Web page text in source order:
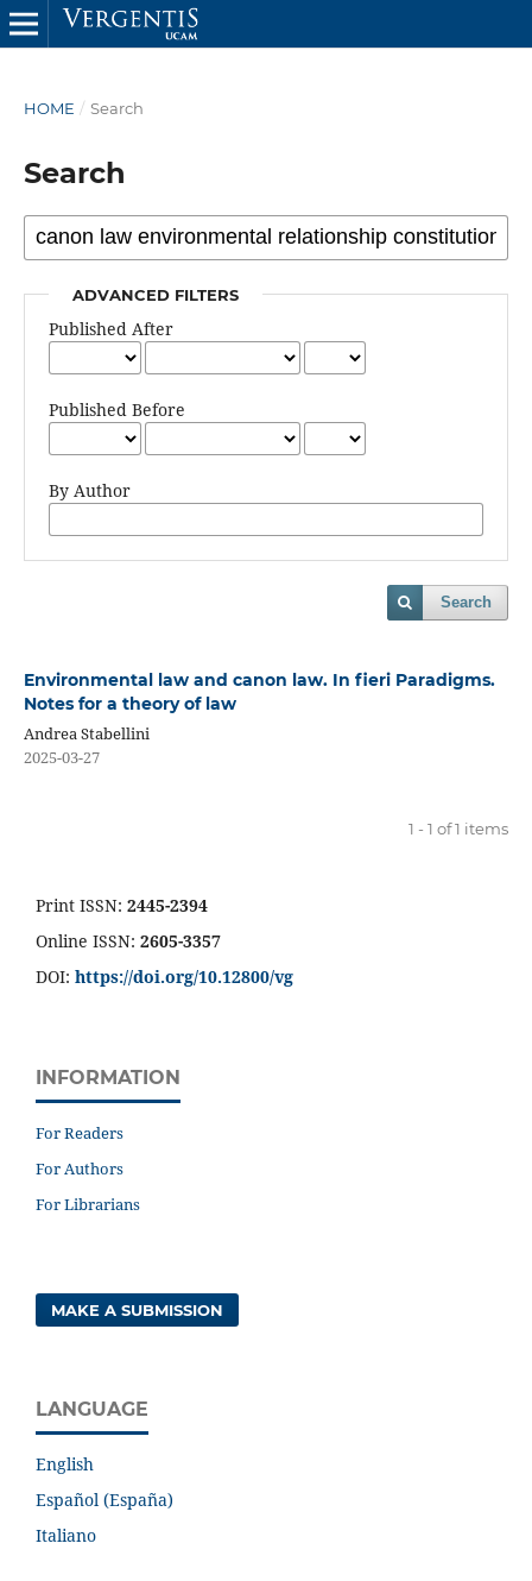
HOME / Search
Search
ADVANCED FILTERS
Published After
Published Before
By Author
Search
Environmental law and canon law. In fieri Paradigms.
Notes for a theory of law
Andrea Stabellini
2025-03-27
1 - 1 of 1 items
Print ISSN: 2445-2394
Online ISSN: 2605-3357
DOI: https://doi.org/10.12800/vg
INFORMATION
For Readers
For Authors
For Librarians
MAKE A SUBMISSION
LANGUAGE
English
Español (España)
Italiano